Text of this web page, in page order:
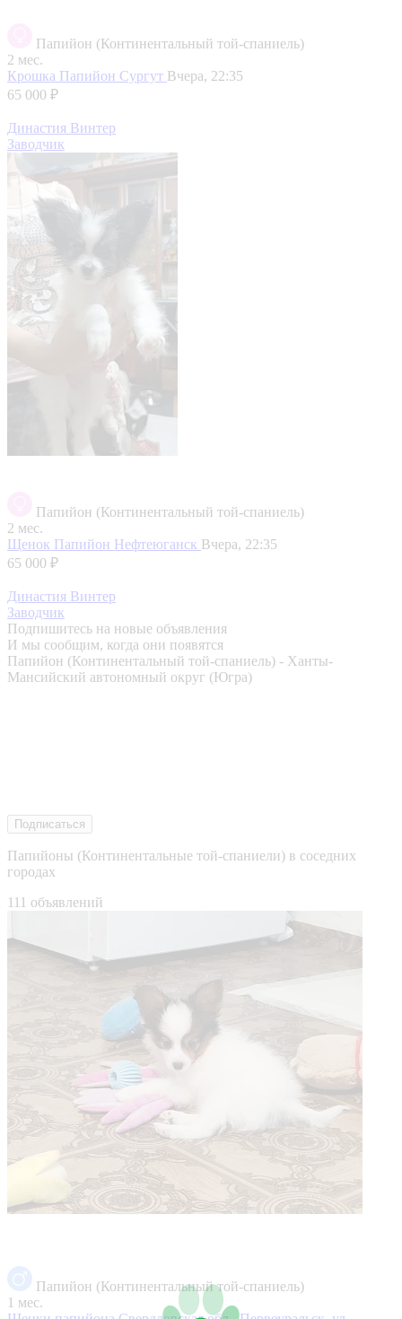
Папийон (Континентальный той-спаниель)
2 мес.
Крошка Папийон Сургут Вчера, 22:35
65 000 ₽
Династия Винтер
Заводчик
Папийон (Континентальный той-спаниель)
2 мес.
Щенок Папийон Нефтеюганск Вчера, 22:35
65 000 ₽
Династия Винтер
Заводчик
Подпишитесь на новые объявления
И мы сообщим, когда они появятся
Папийон (Континентальный той-спаниель) - Ханты-
Мансийский автономный округ (Югра)
Подписаться
Папийоны (Континентальные той-спаниели) в соседних
городах
111 объявлений
Папийон (Континентальный той-спаниель)
1 мес.